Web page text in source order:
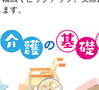
す。